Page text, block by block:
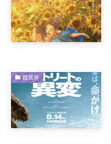
鑑賞券